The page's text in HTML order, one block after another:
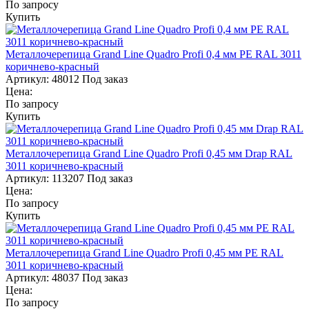
По запросу
Купить
Металлочерепица Grand Line Quadro Profi 0,4 мм PE RAL 3011
коричнево-красный
Артикул: 48012 Под заказ
Цена:
По запросу
Купить
Металлочерепица Grand Line Quadro Profi 0,45 мм Drap RAL
3011 коричнево-красный
Артикул: 113207 Под заказ
Цена:
По запросу
Купить
Металлочерепица Grand Line Quadro Profi 0,45 мм PE RAL
3011 коричнево-красный
Артикул: 48037 Под заказ
Цена:
По запросу